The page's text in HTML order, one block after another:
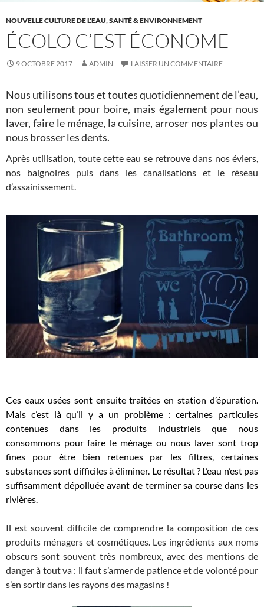
NOUVELLE CULTURE DE L'EAU,SANTÉ & ENVIRONNEMENT
ÉCOLO C’EST ÉCONOME
9 OCTOBRE 2017 ADMIN LAISSER UN COMMENTAIRE
Nous utilisons tous et toutes quotidiennement de l’eau,
non seulement pour boire, mais également pour nous
laver, faire le ménage, la cuisine, arroser nos plantes ou
nous brosser les dents.
Après utilisation, toute cette eau se retrouve dans nos éviers,
nos baignoires puis dans les canalisations et le réseau
d’assainissement.
Ces eaux usées sont ensuite traitées en station d’épuration.
Mais c’est là qu’il y a un problème : certaines particules
contenues dans les produits industriels que nous
consommons pour faire le ménage ou nous laver sont trop
fines pour être bien retenues par les filtres, certaines
substances sont difficiles à éliminer. Le résultat ? L’eau n’est pas
suffisamment dépolluée avant de terminer sa course dans les
rivières.
Il est souvent difficile de comprendre la composition de ces
produits ménagers et cosmétiques. Les ingrédients aux noms
obscurs sont souvent très nombreux, avec des mentions de
danger à tout va : il faut s’armer de patience et de volonté pour
s’en sortir dans les rayons des magasins !